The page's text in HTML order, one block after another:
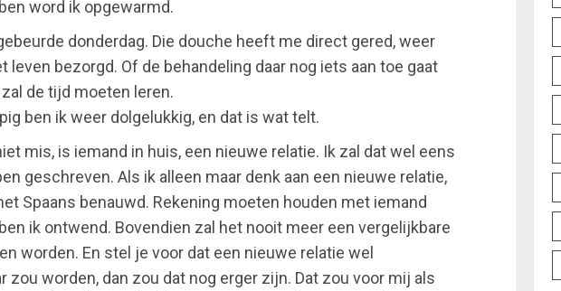
word ik opgewarmd.
donderdag. Die douche heeft me direct gered, weer
leven bezorgd. Of de behandeling daar nog iets aan toe gaat
de tijd moeten leren.
ben ik weer dolgelukkig, en dat is wat telt.
mis, is iemand in huis, een nieuwe relatie. Ik zal dat wel eens
geschreven. Als ik alleen maar denk aan een nieuwe relatie,
Spaans benauwd. Rekening moeten houden met iemand
ik ontwend. Bovendien zal het nooit meer een vergelijkbare
worden. En stel je voor dat een nieuwe relatie wel
zou worden, dan zou dat nog erger zijn. Dat zou voor mij als